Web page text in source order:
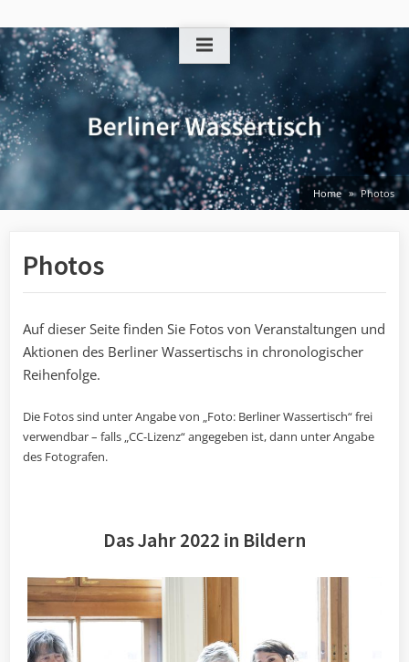
to
content
Home Photos
Photos
Auf dieser Seite finden Sie Fotos von Veranstaltungen und
Aktionen des Berliner Wassertischs in chronologischer
Reihenfolge.
Die Fotos sind unter Angabe von „Foto: Berliner Wassertisch“ frei
verwendbar – falls „CC-Lizenz“ angegeben ist, dann unter Angabe
des Fotografen.
Das Jahr 2022 in Bildern